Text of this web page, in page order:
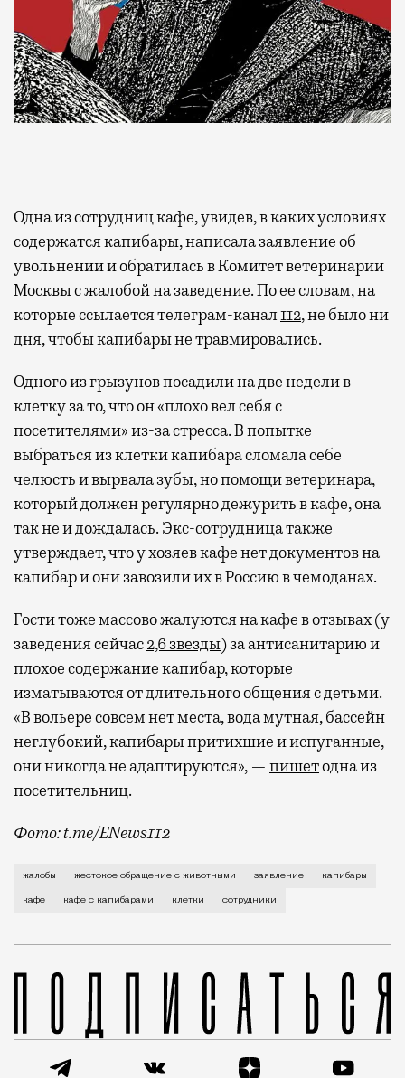
Одна из сотрудниц кафе, увидев, в каких условиях
содержатся капибары, написала заявление об
увольнении и обратилась в Комитет ветеринарии
Москвы с жалобой на заведение. По ее словам, на
которые ссылается телеграм-канал112, не было ни
дня, чтобы капибары не травмировались.
Одного из грызунов посадили на две недели в
клетку за то, что он «плохо вел себя с
посетителями» из-за стресса. В попытке
выбраться из клетки капибара сломала себе
челюсть и вырвала зубы, но помощи ветеринара,
который должен регулярно дежурить в кафе, она
так не и дождалась. Экс-сотрудница также
утверждает, что у хозяев кафе нет документов на
капибар и они завозили их в Россию в чемоданах.
Гости тоже массово жалуются на кафе в отзывах (у
заведения сейчас2,6 звезды) за антисанитарию и
плохое содержание капибар, которые
изматываются от длительного общения с детьми.
«В вольере совсем нет места, вода мутная, бассейн
неглубокий, капибары притихшие и испуганные,
они никогда не адаптируются», — пишетодна из
посетительниц.
Фото: t.me/ENews112
С момента открытия нового контактного кафе с
жалобы жестокое обращение с животными заявление капибары
кафе кафе с капибарами клетки сотрудники